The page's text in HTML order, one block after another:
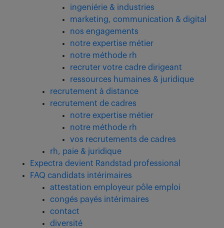
ingeniérie & industries
marketing, communication & digital
nos engagements
notre expertise métier
notre méthode rh
recruter votre cadre dirigeant
ressources humaines & juridique
recrutement à distance
recrutement de cadres
notre expertise métier
notre méthode rh
vos recrutements de cadres
rh, paie & juridique
Expectra devient Randstad professional
FAQ candidats intérimaires
attestation employeur pôle emploi
congés payés intérimaires
contact
diversité